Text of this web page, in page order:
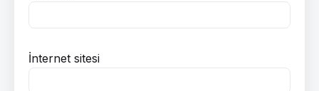
İnternet sitesi